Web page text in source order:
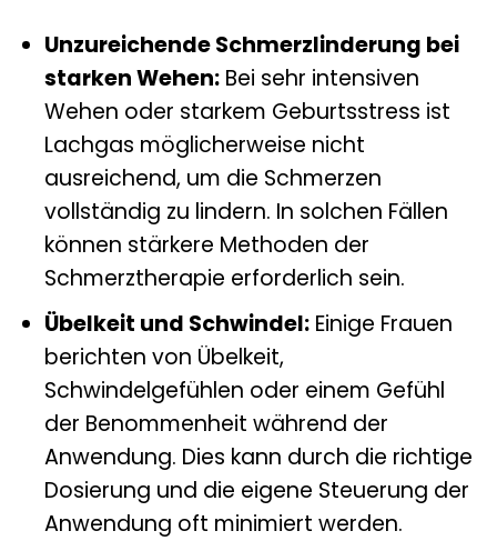
Unzureichende Schmerzlinderung bei
starken Wehen:Bei sehr intensiven
Wehen oder starkem Geburtsstress ist
Lachgas möglicherweise nicht
ausreichend, um die Schmerzen
vollständig zu lindern. In solchen Fällen
können stärkere Methoden der
Schmerztherapie erforderlich sein.
Übelkeit und Schwindel:Einige Frauen
berichten von Übelkeit,
Schwindelgefühlen oder einem Gefühl
der Benommenheit während der
Anwendung. Dies kann durch die richtige
Dosierung und die eigene Steuerung der
Anwendung oft minimiert werden.